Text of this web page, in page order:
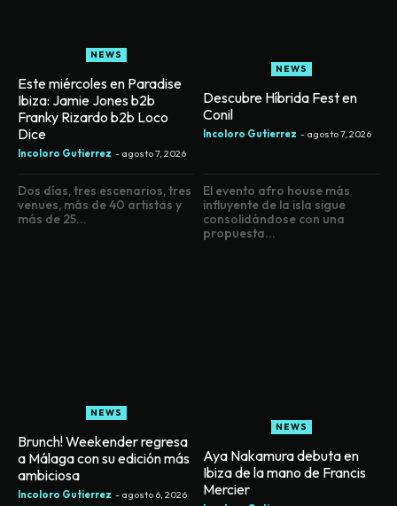
NEWS
Este miércoles en Paradise
Ibiza: Jamie Jones b2b
Franky Rizardo b2b Loco
Dice
Incoloro Gutierrez - agosto 7, 2026
NEWS
Descubre Híbrida Fest en
Conil
Incoloro Gutierrez - agosto 7, 2026
Dos días, tres escenarios, tres
venues, más de 40 artistas y
más de 25...
NEWS
Brunch! Weekender regresa
a Málaga con su edición más
ambiciosa
Incoloro Gutierrez - agosto 6, 2026
El evento afro house más
influyente de la isla sigue
consolidándose con una
propuesta...
NEWS
Aya Nakamura debuta en
Ibiza de la mano de Francis
Mercier